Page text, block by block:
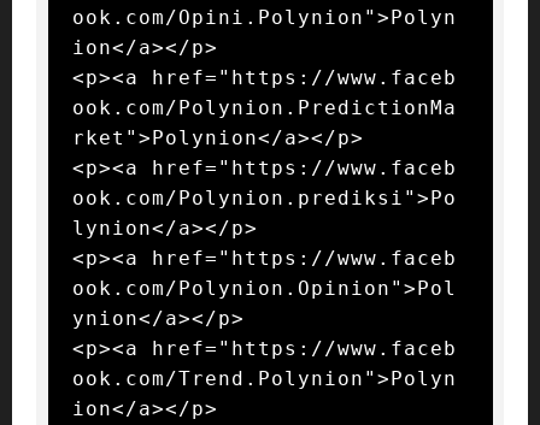
ook.com/Opini.Polynion">Polyn
ion</a></p>
<p><a href="https://www.faceb
ook.com/Polynion.PredictionMa
rket">Polynion</a></p>
<p><a href="https://www.faceb
ook.com/Polynion.prediksi">Po
lynion</a></p>
<p><a href="https://www.faceb
ook.com/Polynion.Opinion">Pol
ynion</a></p>
<p><a href="https://www.faceb
ook.com/Trend.Polynion">Polyn
ion</a></p>